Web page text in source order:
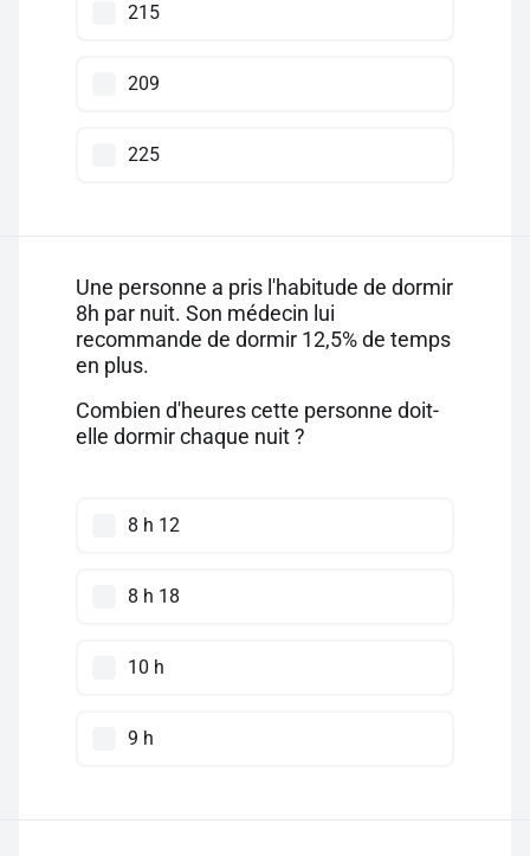
215
209
225
Une personne a pris l'habitude de dormir
8h par nuit. Son médecin lui
recommande de dormir 12,5% de temps
en plus.
Combien d'heures cette personne doit-
elle dormir chaque nuit ?
8 h 12
8 h 18
10 h
9 h